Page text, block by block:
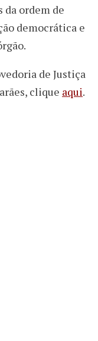
da ordem de
democrática e
de Justiça
clique aqui.